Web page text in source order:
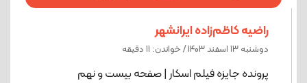
راضیه کاظم‌زاده ایرانشهر
دوشنبه 13 اسفند 1403 / خواندن: 11 دقیقه
پرونده جایزه فیلم اسکار | صفحه بیست و نهم